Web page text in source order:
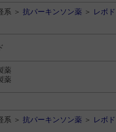
系 ＞ 抗パーキンソン薬 ＞ レボド
薬
薬
系 ＞ 抗パーキンソン薬 ＞ レボド